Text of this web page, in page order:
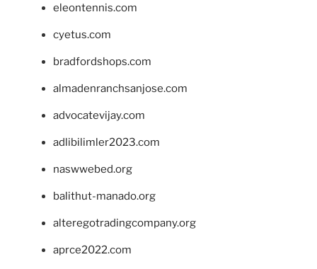
eleontennis.com
cyetus.com
bradfordshops.com
almadenranchsanjose.com
advocatevijay.com
adlibilimler2023.com
naswwebed.org
balithut-manado.org
alteregotradingcompany.org
aprce2022.com